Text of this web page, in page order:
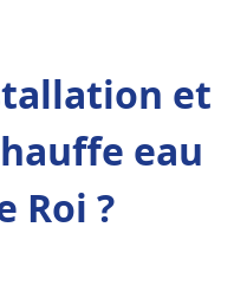
et
eau
Roi ?